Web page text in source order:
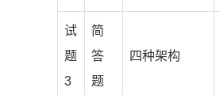
试
题
3
简
答
题
四种架构